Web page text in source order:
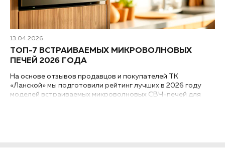
13.04.2026
ТОП-7 ВСТРАИВАЕМЫХ МИКРОВОЛНОВЫХ
ПЕЧЕЙ 2026 ГОДА
На основе отзывов продавцов и покупателей ТК
«Ланской» мы подготовили рейтинг лучших в 2026 году
моделей встраиваемых микроволновых СВЧ-печей для